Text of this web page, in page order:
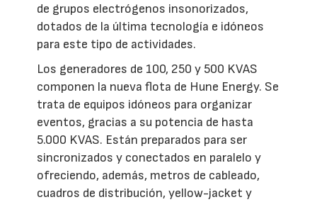
de grupos electrógenos insonorizados,
dotados de la última tecnología e idóneos
para este tipo de actividades.
Los generadores de 100, 250 y 500 KVAS
componen la nueva flota de Hune Energy. Se
trata de equipos idóneos para organizar
eventos, gracias a su potencia de hasta
5.000 KVAS. Están preparados para ser
sincronizados y conectados en paralelo y
ofreciendo, además, metros de cableado,
cuadros de distribución, yellow-jacket y